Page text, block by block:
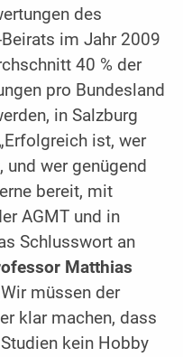
des
im Jahr 2009
40 % der
pro Bundesland
in Salzburg
ist, wer
und wer genügend
bereit, mit
AGMT und in
Schlusswort an
Matthias
müssen der
klar machen, dass
kein Hobby